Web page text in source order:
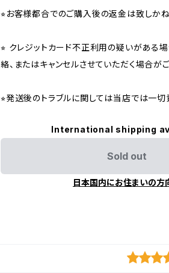
⭐︎お客様都合でのご購入後の返金は致しかね
⭐︎ クレジットカード不正利用の疑いがある
絡、またはキャンセルさせていただく場合がご
⭐︎発送後のトラブルに関しては当店では一切
International shipping
Sold out
日本国内にお住まいの方